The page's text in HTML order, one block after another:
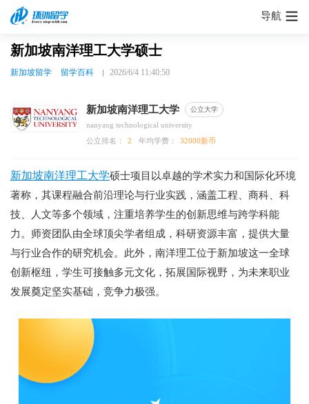
导航
新加坡南洋理工大学硕士
新加坡留学 留学百科 2026/6/4 11:40:50
新加坡南洋理工大学 公立大学
nanyang technological university
公立排名：
2 年均学费： 32000新币
新加坡南洋理工大学硕士项目以卓越的学术实力和国际化环境
著称，其课程融合前沿理论与行业实践，涵盖工程、商科、科
技、人文等多个领域，注重培养学生的创新思维与跨学科能
力。师资团队由全球顶尖学者组成，科研资源丰富，提供大量
与行业合作的研究机会。此外，南洋理工位于新加坡这一全球
创新枢纽，学生可接触多元文化，拓展国际视野，为未来职业
发展奠定坚实基础，竞争力极强。